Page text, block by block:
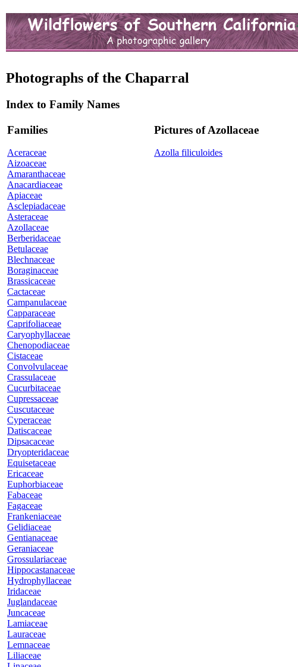
Photographs of the Chaparral
Index to Family Names
Families
Aceraceae
Aizoaceae
Amaranthaceae
Anacardiaceae
Apiaceae
Asclepiadaceae
Asteraceae
Azollaceae
Berberidaceae
Betulaceae
Blechnaceae
Boraginaceae
Brassicaceae
Cactaceae
Campanulaceae
Capparaceae
Caprifoliaceae
Caryophyllaceae
Chenopodiaceae
Cistaceae
Convolvulaceae
Crassulaceae
Cucurbitaceae
Cupressaceae
Cuscutaceae
Cyperaceae
Datiscaceae
Dipsacaceae
Dryopteridaceae
Equisetaceae
Ericaceae
Euphorbiaceae
Fabaceae
Fagaceae
Frankeniaceae
Gelidiaceae
Gentianaceae
Geraniaceae
Grossulariaceae
Hippocastanaceae
Hydrophyllaceae
Iridaceae
Juglandaceae
Juncaceae
Lamiaceae
Lauraceae
Lemnaceae
Liliaceae
Pictures of Azollaceae
Azolla filiculoides